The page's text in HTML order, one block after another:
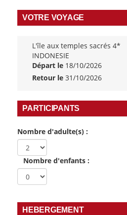
VOTRE VOYAGE
L'île aux temples sacrés 4*
INDONESIE
Départ le 18/10/2026
Retour le 31/10/2026
PARTICIPANTS
Nombre d'adulte(s) :
Nombre d'enfants :
HEBERGEMENT